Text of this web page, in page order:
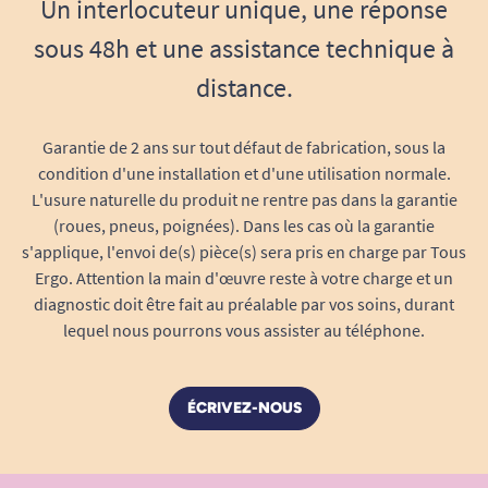
Ces dimensions optimisent la stabilité de la
canne en toutes circonstances, tout en
préservant la maniabilité du scooter Colibri lors
Discrétion, sécurité et robustesse
Fabriqué avec des matériaux résistants, le porte
canne supporte parfaitement les sollicitations
du quotidien. Résistant aux chocs et conditions
extérieures, il conserve son aspect et son
efficacité sur la durée, pour un investissement
pérenne et sans surprises.
Résiste aux intempéries et à la corrosion
Design sobre et discret qui s’intègre
Maintien sécurisé de la canne même lors
Un interlocuteur unique, une réponse
sous 48h et une assistance technique à
distance.
Garantie de 2 ans sur tout défaut de fabrication, sous la
condition d'une installation et d'une utilisation normale.
L'usure naturelle du produit ne rentre pas dans la garantie
(roues, pneus, poignées). Dans les cas où la garantie
s'applique, l'envoi de(s) pièce(s) sera pris en charge par Tous
Ergo. Attention la main d'œuvre reste à votre charge et un
diagnostic doit être fait au préalable par vos soins, durant
lequel nous pourrons vous assister au téléphone.
ÉCRIVEZ-NOUS